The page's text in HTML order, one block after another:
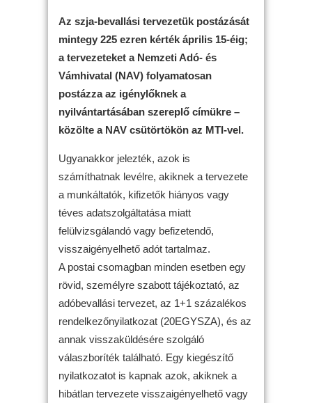
Az szja-bevallási tervezetük postázását
mintegy 225 ezren kérték április 15-éig;
a tervezeteket a Nemzeti Adó- és
Vámhivatal (NAV) folyamatosan
postázza az igénylőknek a
nyilvántartásában szereplő címükre –
közölte a NAV csütörtökön az MTI-vel.
Ugyanakkor jelezték, azok is
számíthatnak levélre, akiknek a tervezete
a munkáltatók, kifizetők hiányos vagy
téves adatszolgáltatása miatt
felülvizsgálandó vagy befizetendő,
visszaigényelhető adót tartalmaz.
A postai csomagban minden esetben egy
rövid, személyre szabott tájékoztató, az
adóbevallási tervezet, az 1+1 százalékos
rendelkezőnyilatkozat (20EGYSZA), és az
annak visszaküldésére szolgáló
válaszboríték található. Egy kiegészítő
nyilatkozatot is kapnak azok, akiknek a
hibátlan tervezete visszaigényelhető vagy